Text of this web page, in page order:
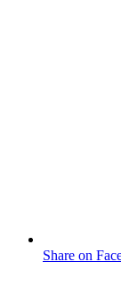
Share on